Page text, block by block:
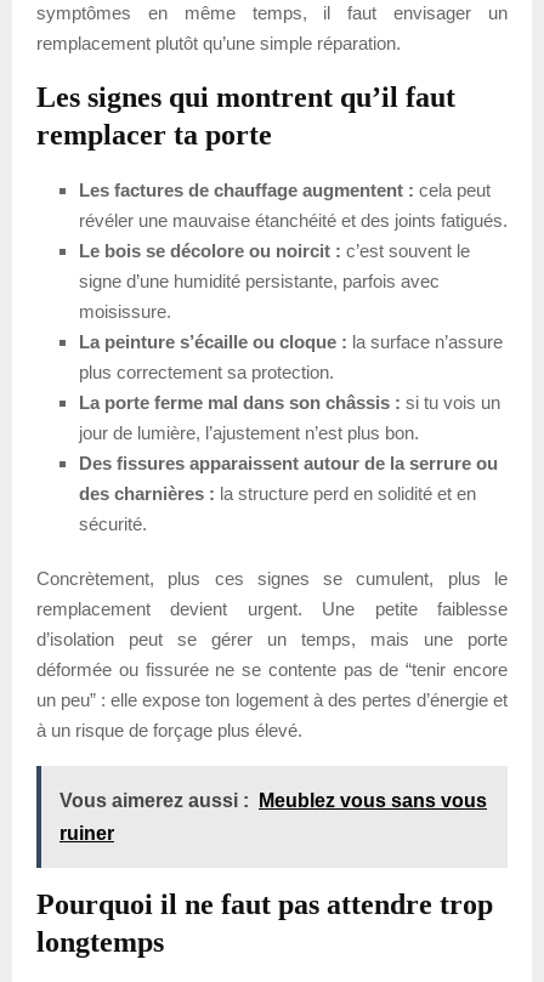
symptômes en même temps, il faut envisager un
remplacement plutôt qu’une simple réparation.
Les signes qui montrent qu’il faut
remplacer ta porte
Les factures de chauffage augmentent : cela peut
révéler une mauvaise étanchéité et des joints fatigués.
Le bois se décolore ou noircit : c’est souvent le
signe d’une humidité persistante, parfois avec
moisissure.
La peinture s’écaille ou cloque : la surface n’assure
plus correctement sa protection.
La porte ferme mal dans son châssis : si tu vois un
jour de lumière, l’ajustement n’est plus bon.
Des fissures apparaissent autour de la serrure ou
des charnières : la structure perd en solidité et en
sécurité.
Concrètement, plus ces signes se cumulent, plus le
remplacement devient urgent. Une petite faiblesse
d’isolation peut se gérer un temps, mais une porte
déformée ou fissurée ne se contente pas de “tenir encore
un peu” : elle expose ton logement à des pertes d’énergie et
à un risque de forçage plus élevé.
Vous aimerez aussi :
Meublez vous sans vous
ruiner
Pourquoi il ne faut pas attendre trop
longtemps